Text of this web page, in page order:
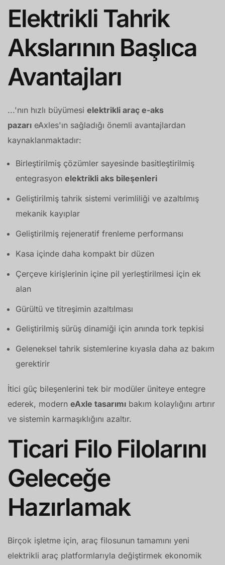
Elektrikli Tahrik
Akslarının Başlıca
Avantajları
...'nın hızlı büyümesi elektrikli araç e-aks
pazarı eAxles'ın sağladığı önemli avantajlardan
kaynaklanmaktadır:
Birleştirilmiş çözümler sayesinde basitleştirilmiş
entegrasyon elektrikli aks bileşenleri
Geliştirilmiş tahrik sistemi verimliliği ve azaltılmış
mekanik kayıplar
Geliştirilmiş rejeneratif frenleme performansı
Kasa içinde daha kompakt bir düzen
Çerçeve kirişlerinin içine pil yerleştirilmesi için ek
alan
Gürültü ve titreşimin azaltılması
Geliştirilmiş sürüş dinamiği için anında tork tepkisi
Geleneksel tahrik sistemlerine kıyasla daha az bakım
gerektirir
İtici güç bileşenlerini tek bir modüler üniteye entegre
ederek, modern eAxle tasarımı bakım kolaylığını artırır
ve sistemin karmaşıklığını azaltır.
Ticari Filo Filolarını
Geleceğe
Hazırlamak
Birçok işletme için, araç filosunun tamamını yeni
elektrikli araç platformlarıyla değiştirmek ekonomik